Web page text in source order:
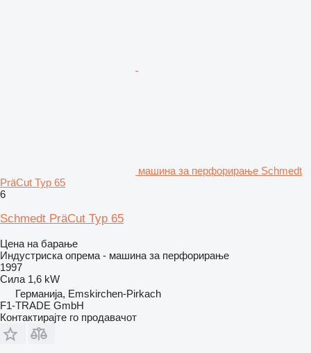
машина за перфорирање Schmedt
PräCut Typ 65
6
Schmedt PräCut Typ 65
Цена на барање
Индустриска опрема - машина за перфорирање
1997
Сила 1,6 kW
Германија, Emskirchen-Pirkach
F1-TRADE GmbH
Контактирајте го продавачот